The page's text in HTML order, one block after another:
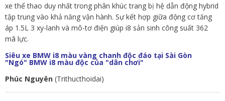
xe thể thao duy nhất trong phân khúc trang bị hệ dẫn động hybrid
tập trung vào khả năng vận hành. Sự kết hợp giữa động cơ tăng
áp 1.5L 3 xy-lanh và mô-tơ điện giúp i8 sản sinh công suất 362
mã lực.
Siêu xe BMW i8 màu vàng chanh độc đáo tại Sài Gòn
"Ngó" BMW i8 màu độc của "dân chơi"
Phúc Nguyên (Trithucthoidai)